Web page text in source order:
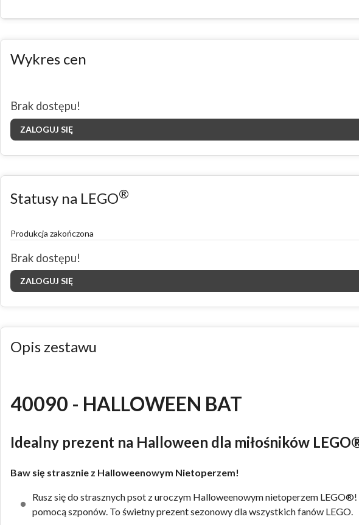
Wykres cen
Brak dostępu!
ZALOGUJ SIĘ
Statusy na LEGO®
Produkcja zakończona
Brak dostępu!
ZALOGUJ SIĘ
Opis zestawu
40090 - HALLOWEEN BAT
Idealny prezent na Halloween dla miłośników
Baw się strasznie z Halloweenowym Nietoperzem!
Rusz się do strasznych psot z uroczym Halloweenowym nietoperzem
pomocą szponów. To świetny prezent sezonowy dla wszystkich fanów LEGO.